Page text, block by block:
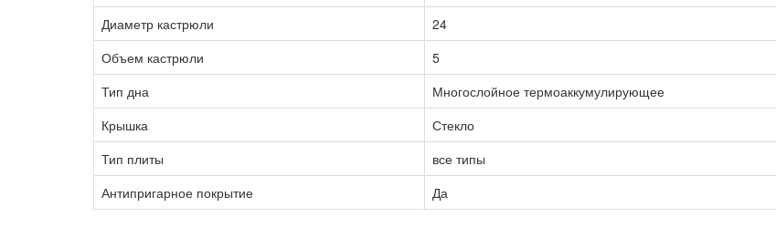
Диаметр кастрюли
24
Объем кастрюли
5
Тип дна
Многослойное термоаккумулирующее
Крышка
Стекло
Тип плиты
все типы
Антипригарное покрытие
Да